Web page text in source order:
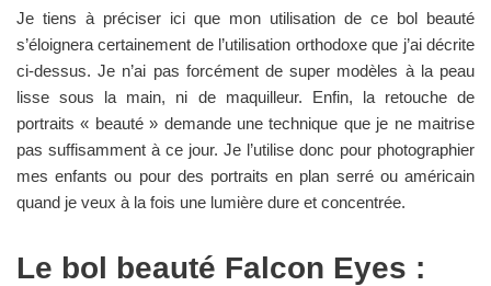
Je tiens à préciser ici que mon utilisation de ce bol beauté
s’éloignera certainement de l’utilisation orthodoxe que j’ai décrite
ci-dessus. Je n’ai pas forcément de super modèles à la peau
lisse sous la main, ni de maquilleur. Enfin, la retouche de
portraits « beauté » demande une technique que je ne maitrise
pas suffisamment à ce jour. Je l’utilise donc pour photographier
mes enfants ou pour des portraits en plan serré ou américain
quand je veux à la fois une lumière dure et concentrée.
Le bol beauté Falcon Eyes :